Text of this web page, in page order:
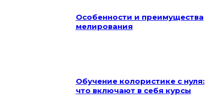
Особенности и преимущества
мелирования
Обучение колористике с нуля:
что включают в себя курсы